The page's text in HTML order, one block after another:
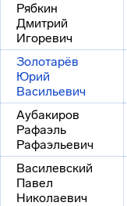
Рябкин
Дмитрий
Игоревич
Золотарёв
Юрий
Васильевич
Аубакиров
Рафаэль
Рафаэльевич
Василевский
Павел
Николаевич